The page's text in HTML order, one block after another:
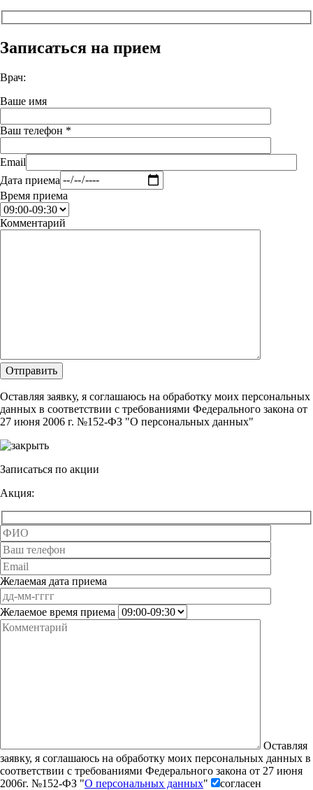
Записаться на прием
Врач:
Ваше имя
Ваш телефон *
Email
Дата приема
Время приема
Комментарий
Оставляя заявку, я соглашаюсь на обработку моих персональных
данных в соответствии с требованиями Федерального закона от
27 июня 2006 г. №152-ФЗ "О персональных данных"
Записаться по акции
Акция:
Желаемая дата приема
Желаемое время приема
Оставляя
заявку, я соглашаюсь на обработку моих персональных данных в
соответствии с требованиями Федерального закона от 27 июня
2006г. №152-ФЗ "О персональных данных" согласен